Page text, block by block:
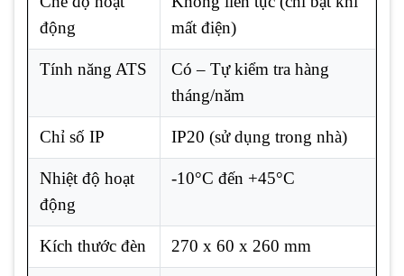
động
mất điện)
Tính năng ATS
Có – Tự kiểm tra hàng
tháng/năm
Chỉ số IP IP20 (sử dụng trong nhà)
Nhiệt độ hoạt
động
-10°C đến +45°C
Kích thước đèn 270 x 60 x 260 mm